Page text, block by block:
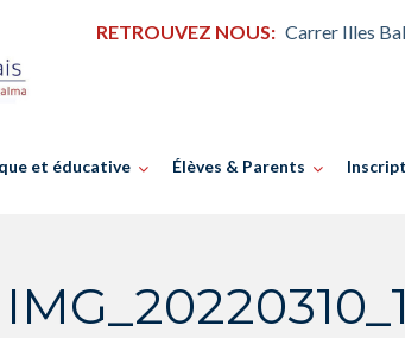
RETROUVEZ NOUS: Carrer Illes
et éducative Élèves & Parents